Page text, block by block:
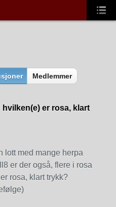
Medlemmer
hvilken(e) er rosa, klart
lott med mange herpa
er der også, flere i rosa
rosa, klart trykk?